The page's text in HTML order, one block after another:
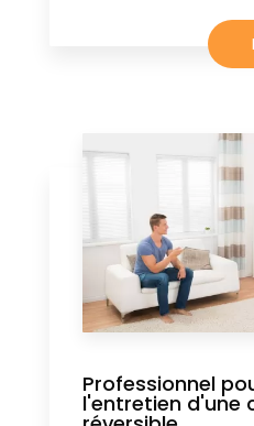
Professionnel
l'entretien d'une